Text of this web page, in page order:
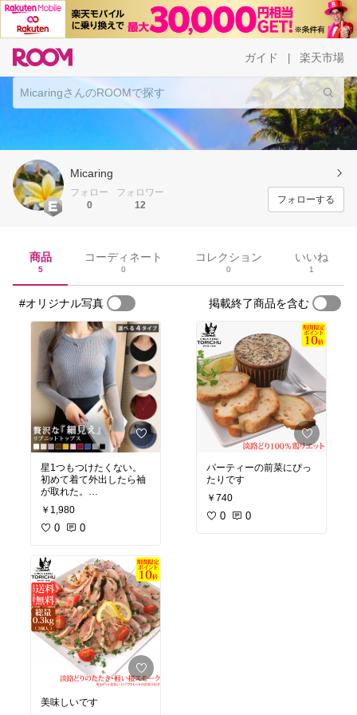
ガイド 楽天市場
Micaring
フォロー
0
フォロワー
12
フォローする
商品
5
コーディネート
0
コレクション
0
いいね
1
#オリジナル写真 掲載終了商品を含む
星1つもつけたくない。
初めて着て外出したら袖
が取れた。
粗悪品すぎる。
￥1,980
0 0
美味しいです
パーティーの前菜にぴっ
たりです
￥740
0 0